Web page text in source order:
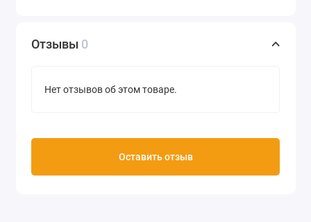
Отзывы 0
Нет отзывов об этом товаре.
Оставить отзыв